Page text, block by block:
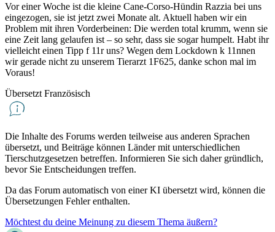
Vor einer Woche ist die kleine Cane-Corso-Hündin Razzia bei uns
eingezogen, sie ist jetzt zwei Monate alt. Aktuell haben wir ein
Problem mit ihren Vorderbeinen: Die werden total krumm, wenn sie
eine Zeit lang gelaufen ist – so sehr, dass sie sogar humpelt. Habt ihr
vielleicht einen Tipp f 11r uns? Wegen dem Lockdown k 11nnen
wir gerade nicht zu unserem Tierarzt 1F625, danke schon mal im
Voraus!
Übersetzt Französisch
Die Inhalte des Forums werden teilweise aus anderen Sprachen
übersetzt, und Beiträge können Länder mit unterschiedlichen
Tierschutzgesetzen betreffen. Informieren Sie sich daher gründlich,
bevor Sie Entscheidungen treffen.
Da das Forum automatisch von einer KI übersetzt wird, können die
Übersetzungen Fehler enthalten.
Möchtest du deine Meinung zu diesem Thema äußern?